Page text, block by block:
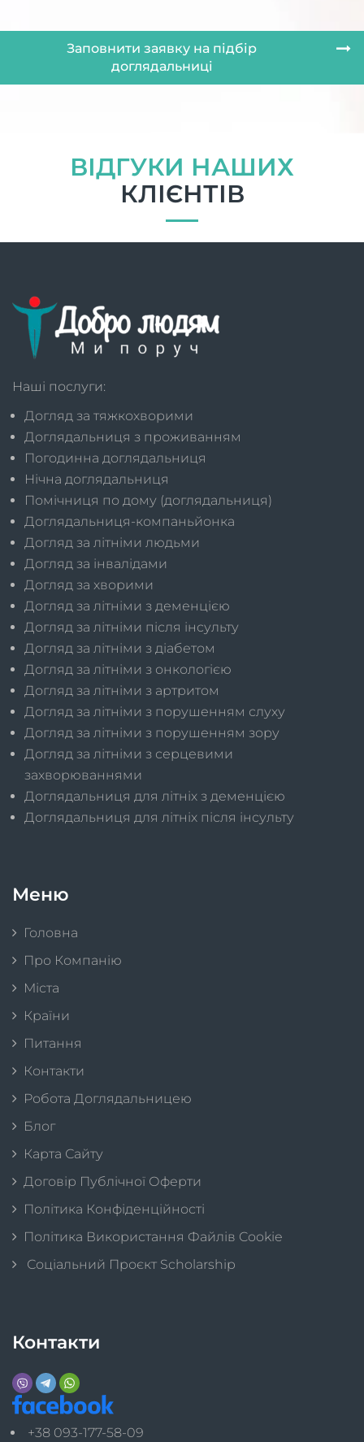
Заповнити заявку на підбір
доглядальниці
ВІДГУКИ НАШИХ
КЛІЄНТІВ
Наші послуги:
Догляд за тяжкохворими
Доглядальниця з проживанням
Погодинна доглядальниця
Нічна доглядальниця
Помічниця по дому (доглядальниця)
Доглядальниця-компаньйонка
Догляд за літніми людьми
Догляд за інвалідами
Догляд за хворими
Догляд за літніми з деменцією
Догляд за літніми після інсульту
Догляд за літніми з діабетом
Догляд за літніми з онкологією
Догляд за літніми з артритом
Догляд за літніми з порушенням слуху
Догляд за літніми з порушенням зору
Догляд за літніми з серцевими
захворюваннями
Доглядальниця для літніх з деменцією
Доглядальниця для літніх після інсульту
Меню
Головна
Про Компанію
Міста
Країни
Питання
Контакти
Робота Доглядальницею
Блог
Карта Сайту
Договір Публічної Оферти
Політика Конфіденційності
Політика Використання Файлів Cookie
Соціальний Проєкт Scholarship
Контакти
+38 093-177-58-09